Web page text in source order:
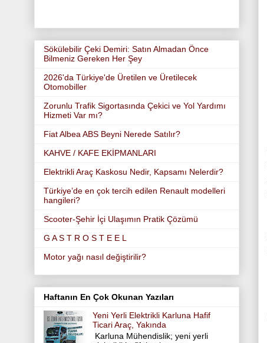
Sökülebilir Çeki Demiri: Satın Almadan Önce
Bilmeniz Gereken Her Şey
2026'da Türkiye'de Üretilen ve Üretilecek
Otomobiller
Zorunlu Trafik Sigortasında Çekici ve Yol Yardımı
Hizmeti Var mı?
Fiat Albea ABS Beyni Nerede Satılır?
KAHVE / KAFE EKİPMANLARI
Elektrikli Araç Kaskosu Nedir, Kapsamı Nelerdir?
Türkiye’de en çok tercih edilen Renault modelleri
hangileri?
Scooter-Şehir İçi Ulaşımın Pratik Çözümü
G A S T R O S T E E L
Motor yağı nasıl değiştirilir?
Haftanın En Çok Okunan Yazıları
Yeni Yerli Elektrikli Karluna Hafif
Ticari Araç, Yakında
Karluna Mühendislik; yeni yerli